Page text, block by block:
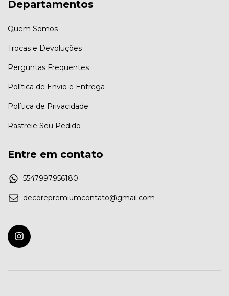
Departamentos
Quem Somos
Trocas e Devoluções
Perguntas Frequentes
Política de Envio e Entrega
Política de Privacidade
Rastreie Seu Pedido
Entre em contato
5547997956180
decorepremiumcontato@gmail.com